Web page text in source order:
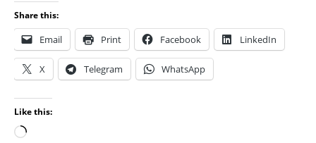
Share this:
Email Print Facebook LinkedIn
X Telegram WhatsApp
Like this: